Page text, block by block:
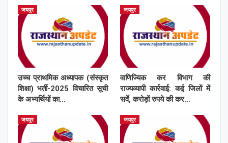
जयपुर
उच्च प्राथमिक अध्यापक (संस्कृत
शिक्षा) भर्ती-2025 विचारित सूची
के अभ्यर्थियों का…
जयपुर
वाणिज्यिक कर विभाग की
राज्यव्यापी कार्रवाई: कई जिलों में
सर्वे, करोड़ों रुपये की कर…
जयपुर जयपुर